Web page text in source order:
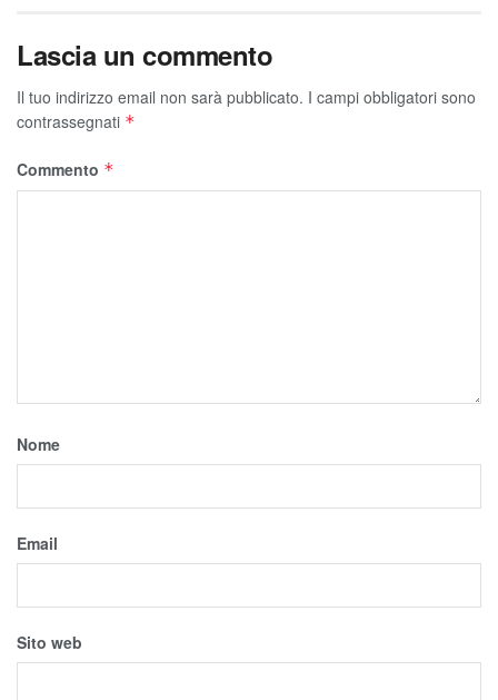
Lascia un commento
Il tuo indirizzo email non sarà pubblicato. I campi obbligatori sono
contrassegnati *
Commento *
Nome
Email
Sito web